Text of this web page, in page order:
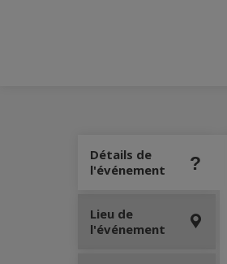
Détails de
l'événement
Lieu de
l'événement